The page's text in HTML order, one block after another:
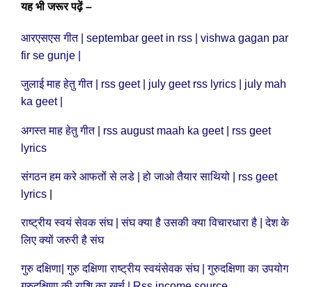
यह भी जरूर पढ़ें –
आरएसएस गीत | septembar geet in rss | vishwa gagan par
fir se gunje |
जुलाई माह हेतु गीत | rss geet | july geet rss lyrics | july mah
ka geet |
अगस्त माह हेतु गीत | rss august maah ka geet | rss geet
lyrics
संगठन हम करे आफतों से लडे | हो जाओ तैयार साथियो | rss geet
lyrics
राष्ट्रीय स्वयं सेवक संघ | संघ क्या है उसकी क्या विचारधारा है | देश के
लिए क्यों जरुरी है संघ
गुरु दक्षिणा| गुरु दक्षिणा राष्ट्रीय स्वयंसेवक संघ | गुरुदक्षिणा का उपयोग